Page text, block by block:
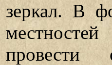
зеркал. В
провести